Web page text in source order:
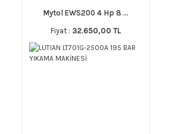
Mytol EWS200 4 Hp 8 ...
Fiyat : 32.650,00 TL